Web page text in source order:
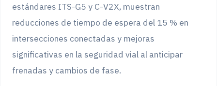
estándares ITS-G5 y C-V2X, muestran
reducciones de tiempo de espera del 15 % en
intersecciones conectadas y mejoras
significativas en la seguridad vial al anticipar
frenadas y cambios de fase.